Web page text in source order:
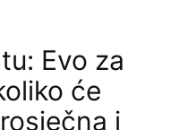
Evo za
će
i